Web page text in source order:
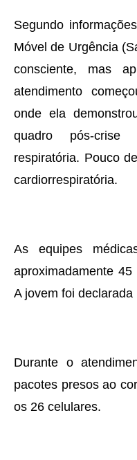
Segundo
Móvel de Urgência
consciente, mas
atendimento
onde ela
quadro pós-crise
respiratória. Pouco
cardiorrespiratória.
As equipes
aproximadamente
A jovem foi declarada
Durante o
pacotes presos ao
os 26 celulares.